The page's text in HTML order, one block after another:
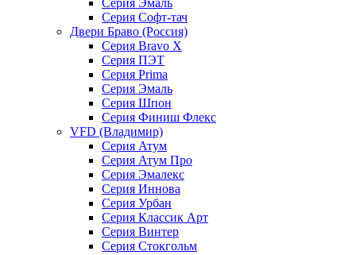
Серия Софт-тач
Двери Браво (Россия)
Серия Bravo X
Серия ПЭТ
Серия Prima
Серия Эмаль
Серия Шпон
Серия Финиш Флекс
VFD (Владимир)
Серия Атум
Серия Атум Про
Серия Эмалекс
Серия Иннова
Серия Урбан
Серия Классик Арт
Серия Винтер
Серия Стокгольм